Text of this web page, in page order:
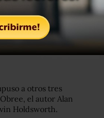
a otros tres
el autor Alan
Holdsworth.